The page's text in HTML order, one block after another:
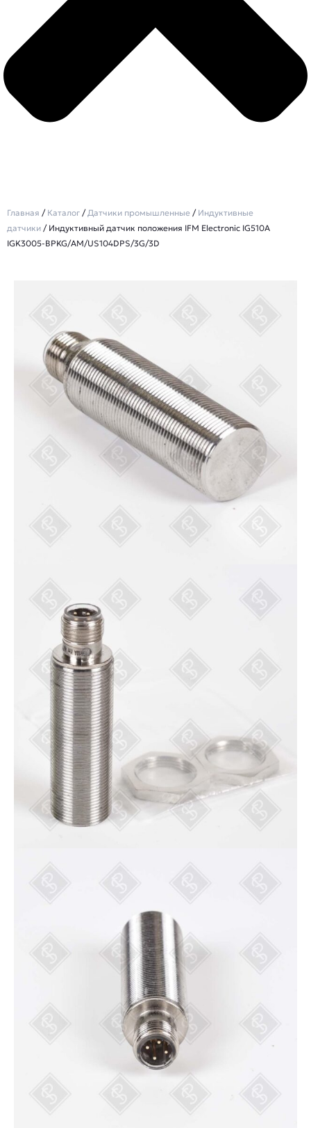
Главная / Каталог /Датчики промышленные / Индуктивные
датчики / Индуктивный датчик положения IFM Electronic IG510A
IGK3005-BPKG/AM/US104DPS/3G/3D